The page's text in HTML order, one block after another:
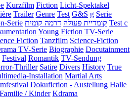
Kurzfilm Fiction Licht-Spektakel
Trailer Genre Test G&S g Serie
Serie קומדיית פעולה דרמה קומית
Test c
Young Fiction TV-Serie
Fiction Tanzfilm Science-Fiction
TV-Serie Biographie Docutainment
Festival Romantik TV-Sendung
Thriller Satire Divers History True
Installation Martial Arts
Dokufiction - Austellung Halle
Familie / Kinder Kdrama